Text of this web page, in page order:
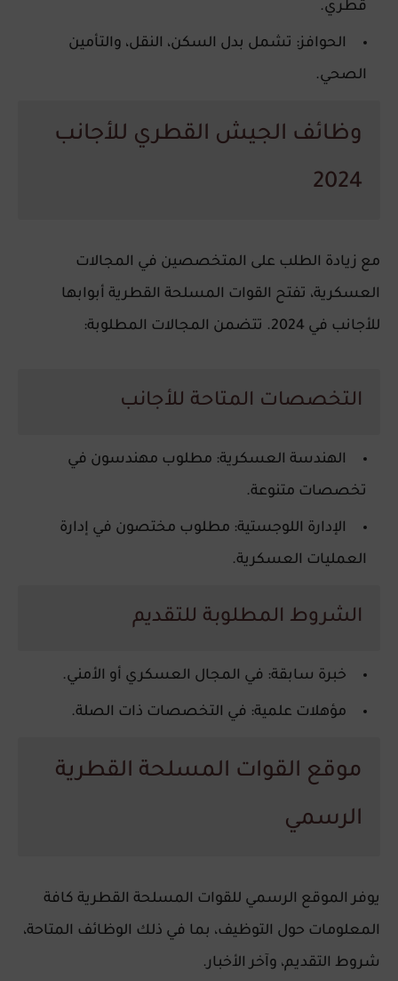
قطري.
الحوافز: تشمل بدل السكن، النقل، والتأمين
الصحي.
وظائف الجيش القطري للأجانب
2024
مع زيادة الطلب على المتخصصين في المجالات
العسكرية، تفتح القوات المسلحة القطرية أبوابها
للأجانب في 2024. تتضمن المجالات المطلوبة:
التخصصات المتاحة للأجانب
الهندسة العسكرية: مطلوب مهندسون في
تخصصات متنوعة.
الإدارة اللوجستية: مطلوب مختصون في إدارة
العمليات العسكرية.
الشروط المطلوبة للتقديم
خبرة سابقة: في المجال العسكري أو الأمني.
مؤهلات علمية: في التخصصات ذات الصلة.
موقع القوات المسلحة القطرية
الرسمي
يوفر الموقع الرسمي للقوات المسلحة القطرية كافة
المعلومات حول التوظيف، بما في ذلك الوظائف المتاحة،
شروط التقديم، وآخر الأخبار.